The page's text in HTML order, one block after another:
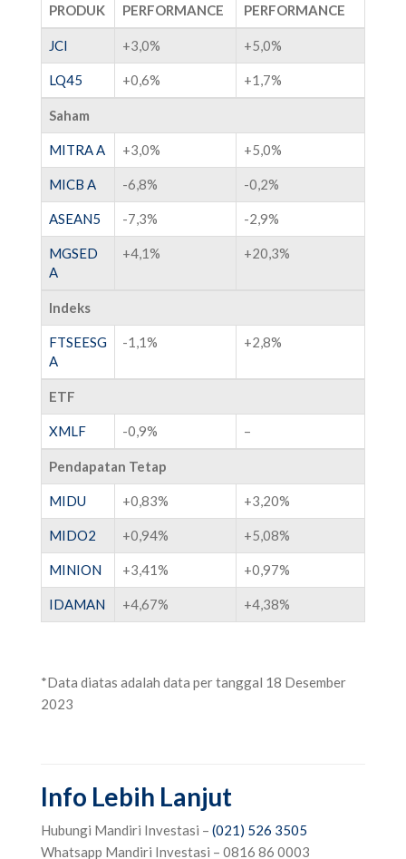
PRODUK
PERFORMANCE
PERFORMANCE
JCI +3,0% +5,0%
LQ45 +0,6% +1,7%
Saham
MITRA A +3,0% +5,0%
MICB A -6,8% -0,2%
ASEAN5 -7,3% -2,9%
MGSED
A
+4,1% +20,3%
Indeks
FTSEESG
A
-1,1% +2,8%
ETF
XMLF -0,9% –
Pendapatan Tetap
MIDU +0,83% +3,20%
MIDO2 +0,94% +5,08%
MINION +3,41% +0,97%
IDAMAN +4,67% +4,38%
*Data diatas adalah data per tanggal 18 Desember
2023
Info Lebih Lanjut
Hubungi Mandiri Investasi – (021) 526 3505
‌Whatsapp Mandiri Investasi – 0816 86 0003‌